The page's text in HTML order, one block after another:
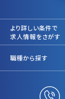
より詳しい条件で
求人情報をさがす
職種から探す